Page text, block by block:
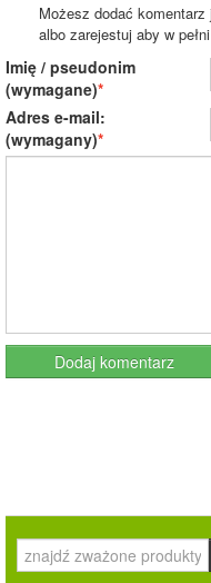
Możesz dodać
albo zarejestuj aby w
Imię / pseudonim
(wymagane)
Adres e-mail:
(wymagany)